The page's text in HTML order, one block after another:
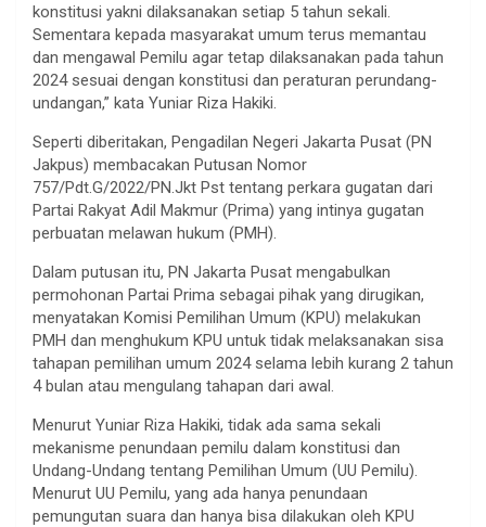
konstitusi yakni dilaksanakan setiap 5 tahun sekali.
Sementara kepada masyarakat umum terus memantau
dan mengawal Pemilu agar tetap dilaksanakan pada tahun
2024 sesuai dengan konstitusi dan peraturan perundang-
undangan,” kata Yuniar Riza Hakiki.
Seperti diberitakan, Pengadilan Negeri Jakarta Pusat (PN
Jakpus) membacakan Putusan Nomor
757/Pdt.G/2022/PN.Jkt Pst tentang perkara gugatan dari
Partai Rakyat Adil Makmur (Prima) yang intinya gugatan
perbuatan melawan hukum (PMH).
Dalam putusan itu, PN Jakarta Pusat mengabulkan
permohonan Partai Prima sebagai pihak yang dirugikan,
menyatakan Komisi Pemilihan Umum (KPU) melakukan
PMH dan menghukum KPU untuk tidak melaksanakan sisa
tahapan pemilihan umum 2024 selama lebih kurang 2 tahun
4 bulan atau mengulang tahapan dari awal.
Menurut Yuniar Riza Hakiki, tidak ada sama sekali
mekanisme penundaan pemilu dalam konstitusi dan
Undang-Undang tentang Pemilihan Umum (UU Pemilu).
Menurut UU Pemilu, yang ada hanya penundaan
pemungutan suara dan hanya bisa dilakukan oleh KPU